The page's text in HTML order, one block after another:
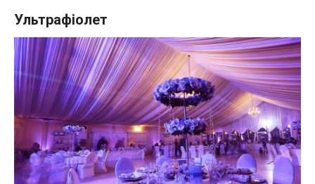
Ультрафіолет